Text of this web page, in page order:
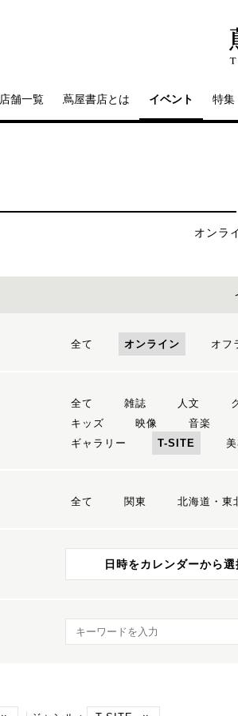
店舗一覧 蔦屋書店とは イベント 特集
オンラ
全て オンライン オフ
全て 雑誌 人文
キッズ
映像 音楽
ギャラリー
T-SITE
全て 関東 北海道・東
日時をカレンダーから選
キーワード検索